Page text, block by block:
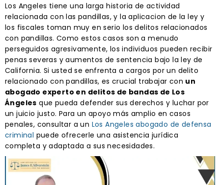
Los Angeles tiene una larga historia de actividad
relacionada con las pandillas, y la aplicacion de la ley y
los fiscales toman muy en serio los delitos relacionados
con pandillas. Como estos casos son a menudo
perseguidos agresivamente, los individuos pueden recibir
penas severas y aumentos de sentencia bajo la ley de
California. Si usted se enfrenta a cargos por un delito
relacionado con pandillas, es crucial trabajar con un
abogado experto en delitos de bandas de Los
Ángeles que pueda defender sus derechos y luchar por
un juicio justo. Para un apoyo más amplio en casos
penales, consultar a un Los Angeles abogado de defensa
criminal puede ofrecerle una asistencia jurídica
completa y adaptada a sus necesidades.